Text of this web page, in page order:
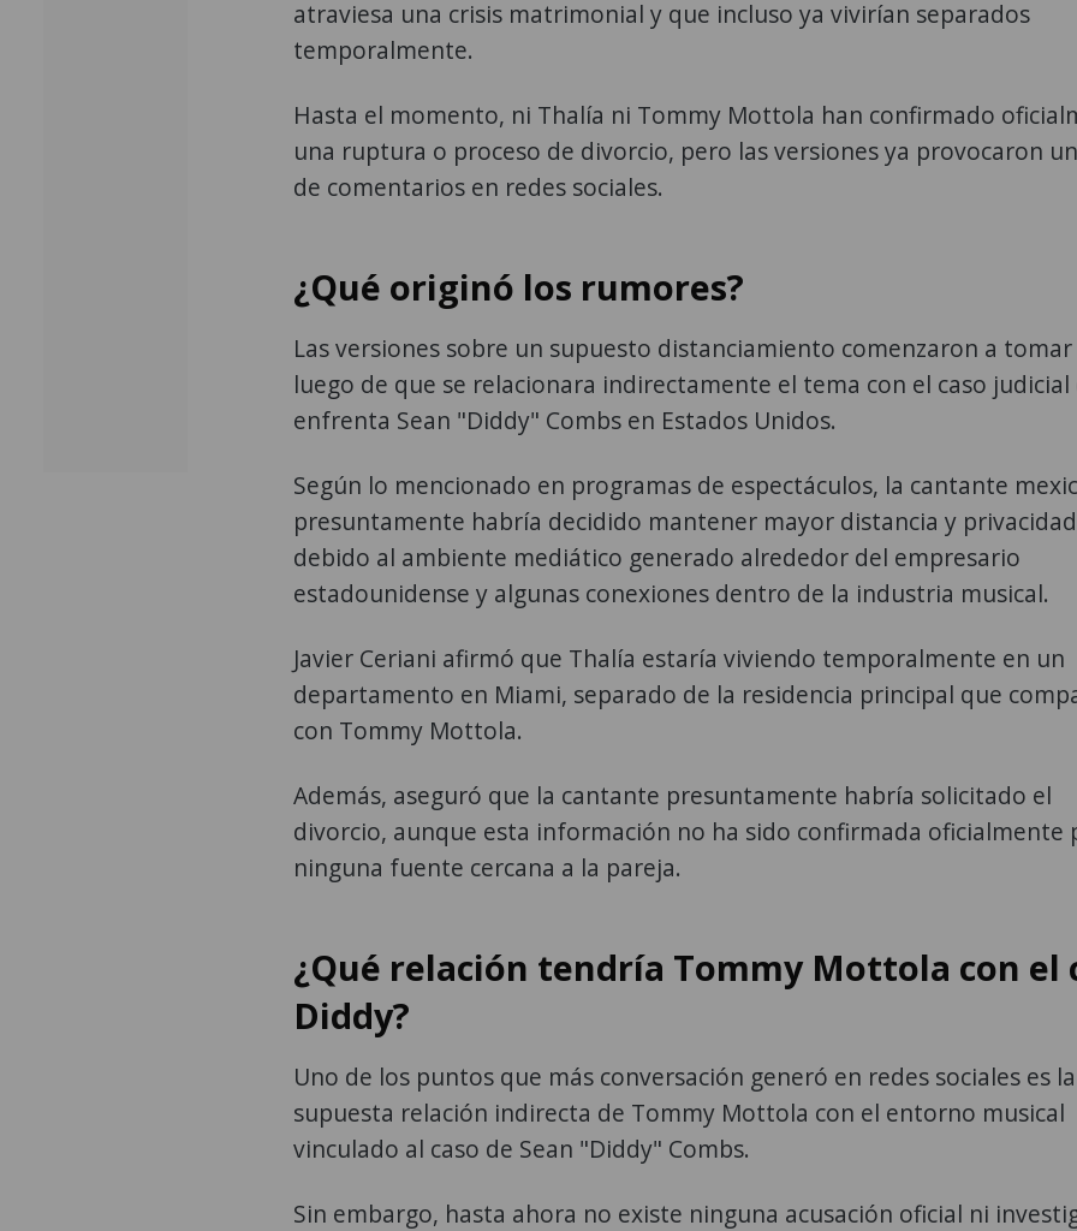
atraviesa una crisis matrimonial y que incluso ya vivirían separados
temporalmente.
Hasta el momento, ni Thalía ni Tommy Mottola han confirmado
una ruptura o proceso de divorcio, pero las versiones ya provocaron
de comentarios en redes sociales.
¿Qué originó los rumores?
Las versiones sobre un supuesto distanciamiento comenzaron a
luego de que se relacionara indirectamente el tema con el caso judicial
enfrenta Sean "Diddy" Combs en Estados Unidos.
Según lo mencionado en programas de espectáculos, la cantante
presuntamente habría decidido mantener mayor distancia y privacidad
debido al ambiente mediático generado alrededor del empresario
estadounidense y algunas conexiones dentro de la industria musical.
Javier Ceriani afirmó que Thalía estaría viviendo temporalmente en un
departamento en Miami, separado de la residencia principal que
con Tommy Mottola.
Además, aseguró que la cantante presuntamente habría solicitado el
divorcio, aunque esta información no ha sido confirmada oficialmente
ninguna fuente cercana a la pareja.
¿Qué relación tendría Tommy Mottola con el
Diddy?
Uno de los puntos que más conversación generó en redes sociales es la
supuesta relación indirecta de Tommy Mottola con el entorno musical
vinculado al caso de Sean "Diddy" Combs.
Sin embargo, hasta ahora no existe ninguna acusación oficial ni